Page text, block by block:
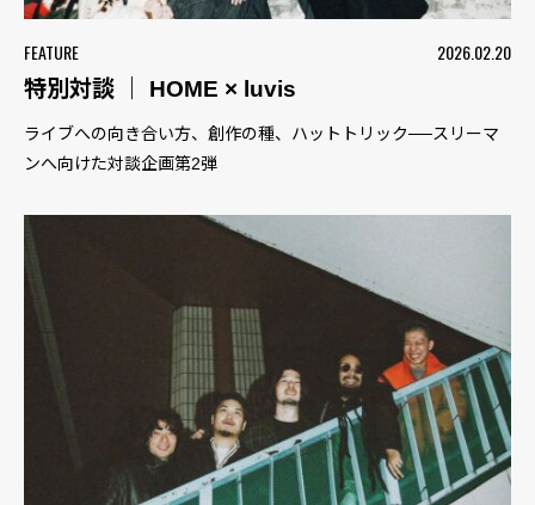
FEATURE
2026.02.20
特別対談 ｜ HOME × luvis
ライブへの向き合い方、創作の種、ハットトリック──スリーマ
ンへ向けた対談企画第2弾